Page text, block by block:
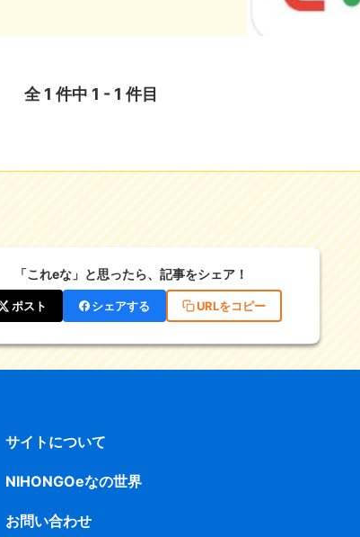
全 1 件中 1 - 1 件目
「これeな」と思ったら、記事をシェア！
ポスト シェアする URLをコピー
サイトについて
NIHONGOeなの世界
お問い合わせ